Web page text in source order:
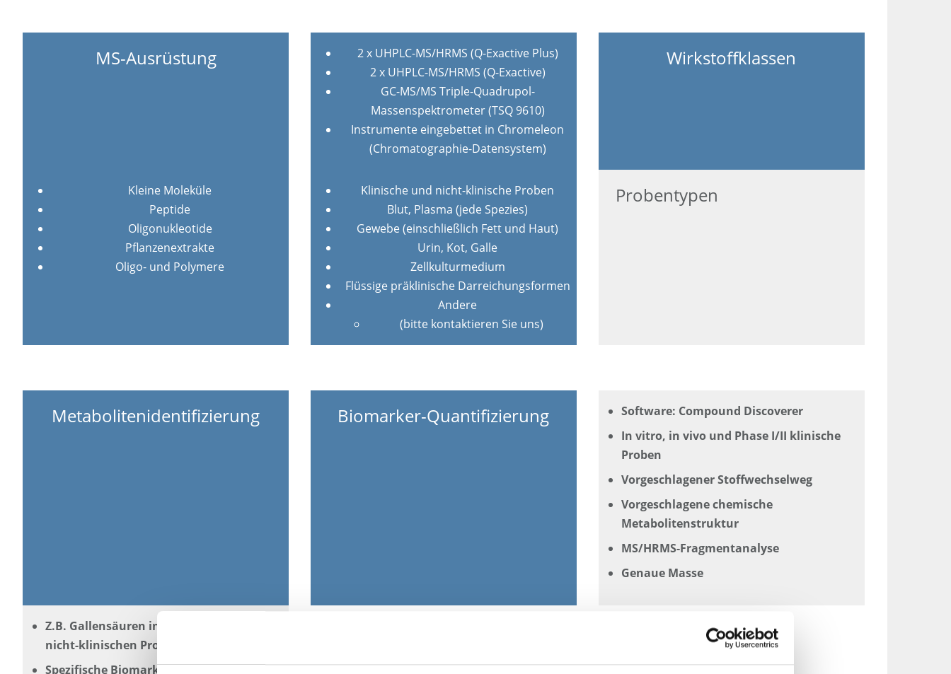
MS-Ausrüstung
2 x UHPLC-MS/HRMS (Q-Exactive Plus)
2 x UHPLC-MS/HRMS (Q-Exactive)
GC-MS/MS Triple-Quadrupol-
Massenspektrometer (TSQ 9610)
Instrumente eingebettet in Chromeleon
(Chromatographie-Datensystem)
Wirkstoffklassen
Kleine Moleküle
Peptide
Oligonukleotide
Pflanzenextrakte
Oligo- und Polymere
Probentypen
Klinische und nicht-klinische Proben
Blut, Plasma (jede Spezies)
Gewebe (einschließlich Fett und Haut)
Urin, Kot, Galle
Zellkulturmedium
Flüssige präklinische Darreichungsformen
Andere
(bitte kontaktieren Sie uns)
Metabolitenidentifizierung
Software: Compound Discoverer
In vitro, in vivo und Phase I/II klinische
Proben
Vorgeschlagener Stoffwechselweg
Vorgeschlagene chemische
Metabolitenstruktur
MS/HRMS-Fragmentanalyse
Genaue Masse
Biomarker-Quantifizierung
Z.B. Gallensäuren in klinischen und
nicht-klinischen Proben
Spezifische Biomarker auf Anfrage